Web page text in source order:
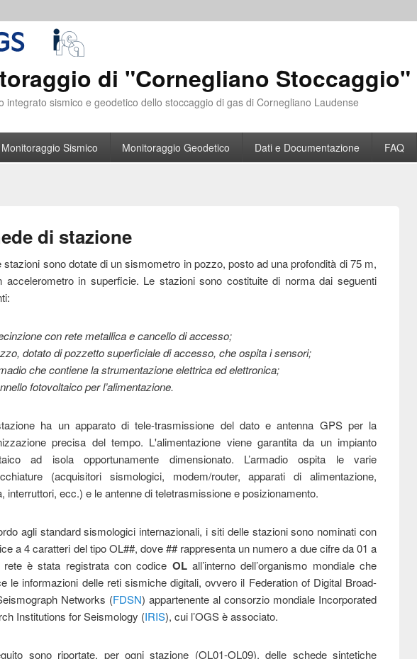
di "Cornegliano Stoccaggio"
integrato sismico e geodetico dello stoccaggio di gas di Cornegliano Laudense
Monitoraggio Sismico Monitoraggio Geodetico Dati e Documentazione FAQ
di stazione
stazioni sono dotate di un sismometro in pozzo, posto ad una profondità di 75 m,
accelerometro in superficie. Le stazioni sono costituite di norma dai seguenti
con rete metallica e cancello di accesso;
dotato di pozzetto superficiale di accesso, che ospita i sensori;
che contiene la strumentazione elettrica ed elettronica;
fotovoltaico per l’alimentazione.
ha un apparato di tele-trasmissione del dato e antenna GPS per la
precisa del tempo. L'alimentazione viene garantita da un impianto
ad isola opportunamente dimensionato. L’armadio ospita le varie
(acquisitori sismologici, modem/router, apparati di alimentazione,
interruttori, ecc.) e le antenne di teletrasmissione e posizionamento.
agli standard sismologici internazionali, i siti delle stazioni sono nominati con
a 4 caratteri del tipo OL##, dove ## rappresenta un numero a due cifre da 01 a
è stata registrata con codice OLall’interno dell’organismo mondiale che
le informazioni delle reti sismiche digitali, ovvero il Federation of Digital Broad-
Networks (FDSN) appartenente al consorzio mondiale Incorporated
Institutions for Seismology (IRIS), cui l’OGS è associato.
sono riportate, per ogni stazione (OL01-OL09), delle schede sintetiche